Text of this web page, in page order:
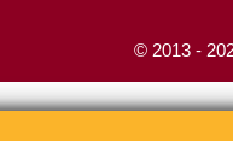
© 2013 -